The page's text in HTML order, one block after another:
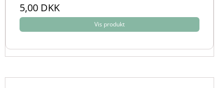
5,00 DKK
Vis produkt